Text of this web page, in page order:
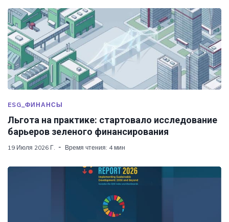
ESG_ФИНАНСЫ
Льгота на практике: стартовало исследование
барьеров зеленого финансирования
19 Июля 2026 Г. Время чтения: 4 мин